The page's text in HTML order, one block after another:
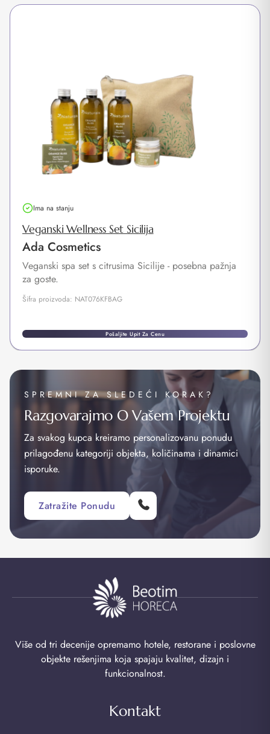
Ima na stanju
Veganski Wellness Set Sicilija
Ada Cosmetics
Veganski spa set s citrusima Sicilije - posebna pažnja
za goste.
Šifra proizvoda: NAT076KFBAG
Pošaljite Upit Za Cenu
SPREMNI ZA SLEDEĆI KORAK?
Razgovarajmo O Vašem Projektu
Za svakog kupca kreiramo personalizovanu ponudu
prilagođenu kategoriji objekta, količinama i dinamici
isporuke.
Zatražite Ponudu
Više od tri decenije opremamo hotele, restorane i poslovne
objekte rešenjima koja spajaju kvalitet, dizajn i
funkcionalnost.
Kontakt